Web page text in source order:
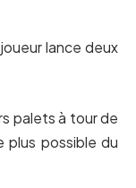
lance deux
palets à tour de
plus possible du